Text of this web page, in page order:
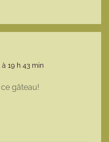
19 h 43 min
ce gâteau!